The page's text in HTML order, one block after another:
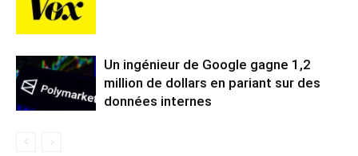
Un ingénieur de Google gagne 1,2
million de dollars en pariant sur des
données internes